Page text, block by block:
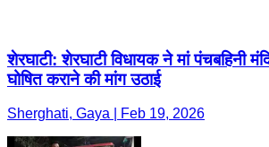
शेरघाटी: शेरघाटी विधायक ने मां पंचबहिनी
घोषित कराने की मांग उठाई
Sherghati, Gaya | Feb 19, 2026